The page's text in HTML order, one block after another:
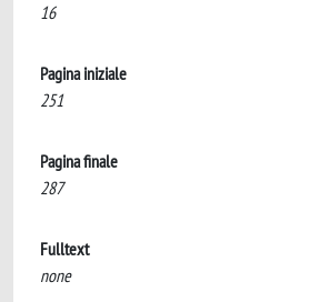
16
Pagina iniziale
251
Pagina finale
287
Fulltext
none